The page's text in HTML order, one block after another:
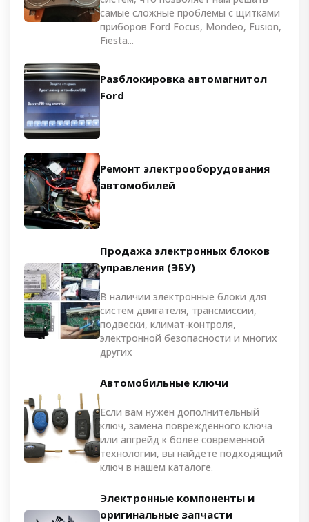
самые сложные проблемы с щитками
приборов Ford Focus, Mondeo, Fusion,
Fiesta...
Разблокировка автомагнитол
Ford
Ремонт электрооборудования
автомобилей
Продажа электронных блоков
управления (ЭБУ)
В наличии электронные блоки для
систем двигателя, трансмиссии,
подвески, климат-контроля,
электронной безопасности и многих
других
Автомобильные ключи
Если вам нужен дополнительный
ключ, замена поврежденного ключа
или апгрейд к более современной
технологии, вы найдете подходящий
ключ в нашем каталоге.
Электронные компоненты и
оригинальные запчасти